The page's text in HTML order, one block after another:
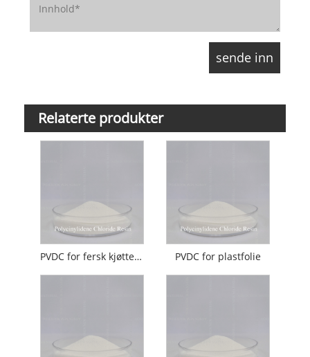
Relaterte produkter
PVDC for fersk kjøttemballasje PVDC for plastfolie